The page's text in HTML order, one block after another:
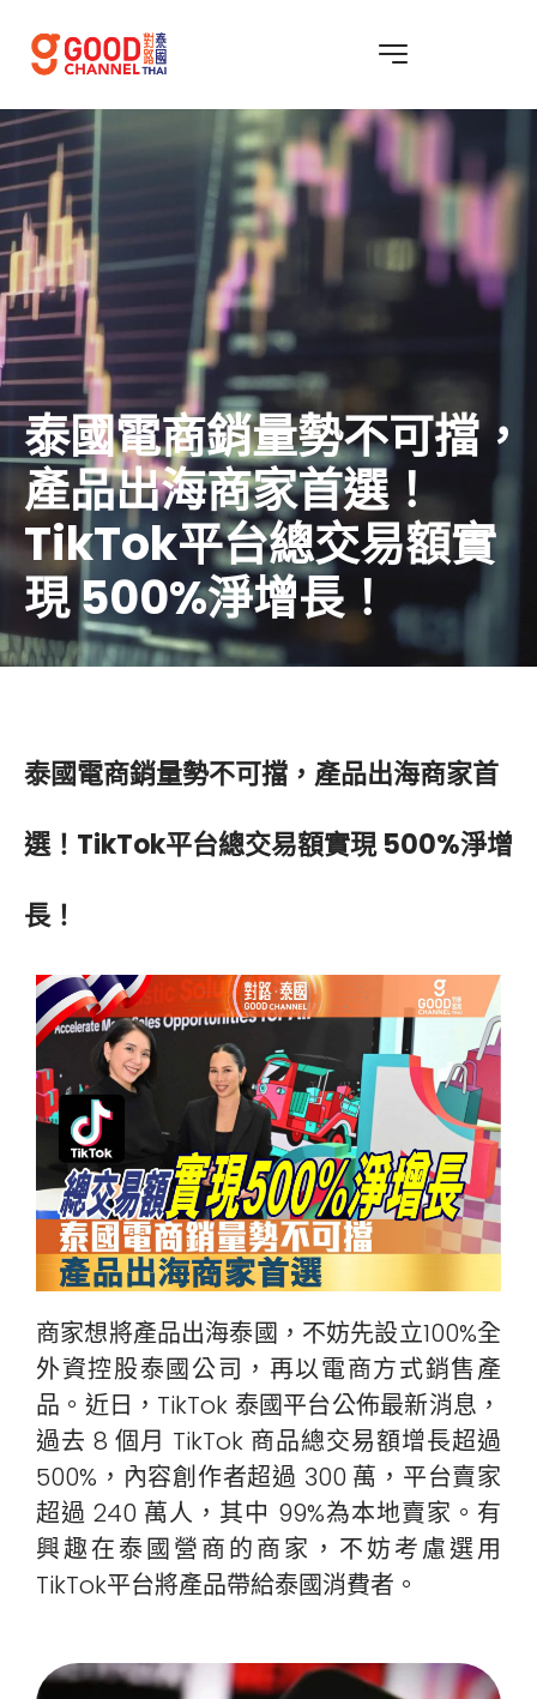
泰國電商銷量勢不可擋，
產品出海商家首選！
TikTok平台總交易額實
現 500%淨增長！
泰國電商銷量勢不可擋，產品出海商家首
選！TikTok平台總交易額實現 500%淨增
長！
商家想將產品出海泰國，不妨先設立100%全
外資控股泰國公司，再以電商方式銷售產
品。近日，TikTok 泰國平台公佈最新消息，
過去 8 個月 TikTok 商品總交易額增長超過
500%，內容創作者超過 300 萬，平台賣家
超過 240 萬人，其中 99%為本地賣家。有
興趣在泰國營商的商家，不妨考慮選用
TikTok平台將產品帶給泰國消費者。